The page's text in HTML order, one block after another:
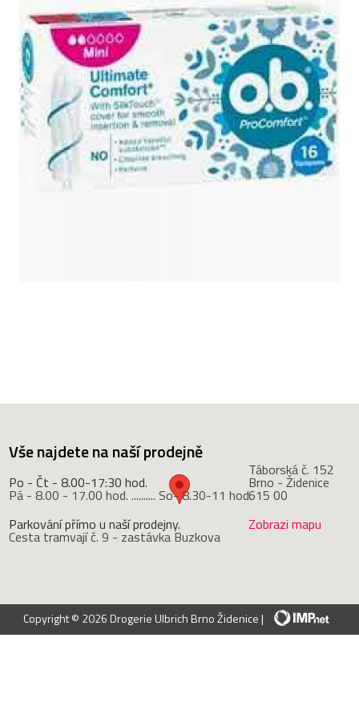
Vše najdete na naší prodejně
Po - Čt - 8.00-17:30 hod.
Pá - 8.00 - 17.00 hod. .......... So- 8.30-11 hod.
Parkování přímo u naší prodejny.
Cesta tramvají č. 9 - zastávka Buzkova
Táborská č. 152
Brno - Židenice
615 00
Zobrazi mapu
Copyright © 2026 Drogerie Ulbrich Brno Židenice |